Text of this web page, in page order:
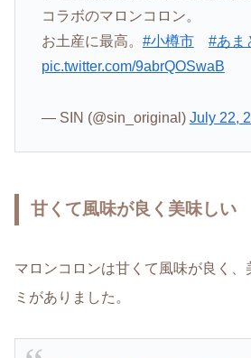
コラボのマロンコロン。
お土産に最高。 #小樽市
#あま
pic.twitter.com/9abrQOSwaB
— SIN (@sin_original) July 22,
甘くて風味が良く美味しい
マロンコロンは甘くて風味が良く、
ミがありました。